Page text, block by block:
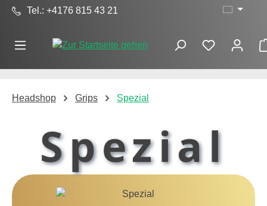
Zum Hauptinhalt springen
Tel.: +4176 815 43 21
Headshop Grips Spezial
Spezial